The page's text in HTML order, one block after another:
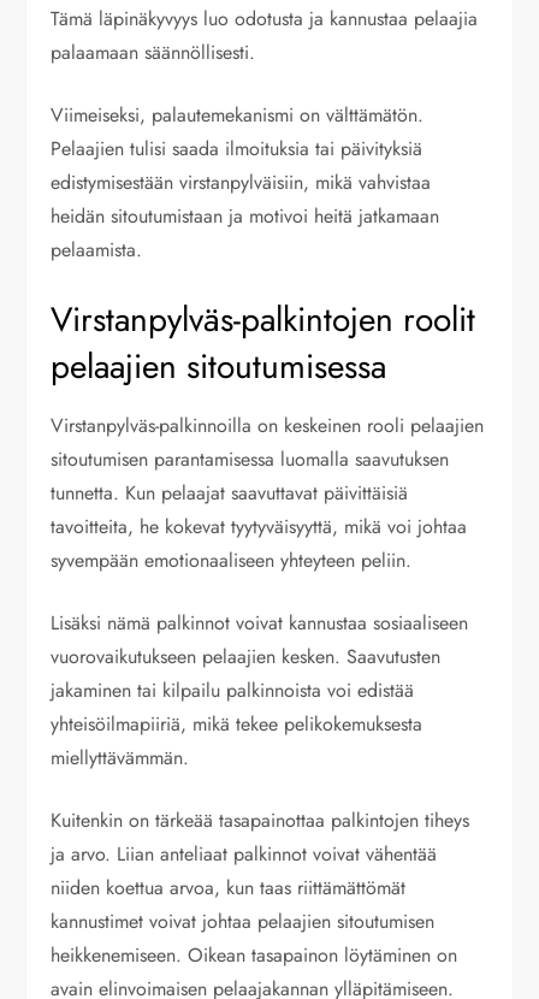
Tämä läpinäkyvyys luo odotusta ja kannustaa pelaajia
palaamaan säännöllisesti.
Viimeiseksi, palautemekanismi on välttämätön.
Pelaajien tulisi saada ilmoituksia tai päivityksiä
edistymisestään virstanpylväisiin, mikä vahvistaa
heidän sitoutumistaan ja motivoi heitä jatkamaan
pelaamista.
Virstanpylväs-palkintojen roolit
pelaajien sitoutumisessa
Virstanpylväs-palkinnoilla on keskeinen rooli pelaajien
sitoutumisen parantamisessa luomalla saavutuksen
tunnetta. Kun pelaajat saavuttavat päivittäisiä
tavoitteita, he kokevat tyytyväisyyttä, mikä voi johtaa
syvempään emotionaaliseen yhteyteen peliin.
Lisäksi nämä palkinnot voivat kannustaa sosiaaliseen
vuorovaikutukseen pelaajien kesken. Saavutusten
jakaminen tai kilpailu palkinnoista voi edistää
yhteisöilmapiiriä, mikä tekee pelikokemuksesta
miellyttävämmän.
Kuitenkin on tärkeää tasapainottaa palkintojen tiheys
ja arvo. Liian anteliaat palkinnot voivat vähentää
niiden koettua arvoa, kun taas riittämättömät
kannustimet voivat johtaa pelaajien sitoutumisen
heikkenemiseen. Oikean tasapainon löytäminen on
avain elinvoimaisen pelaajakannan ylläpitämiseen.